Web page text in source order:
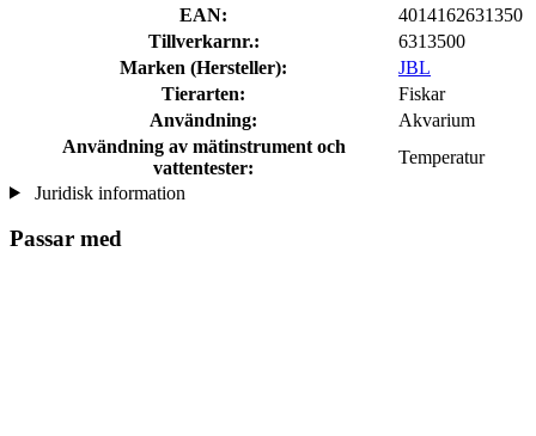
EAN:
4014162631350
Tillverkarnr.:
6313500
Marken (Hersteller):
JBL
Tierarten:
Fiskar
Användning:
Akvarium
Användning av mätinstrument och
vattentester:
Temperatur
Juridisk information
Passar med